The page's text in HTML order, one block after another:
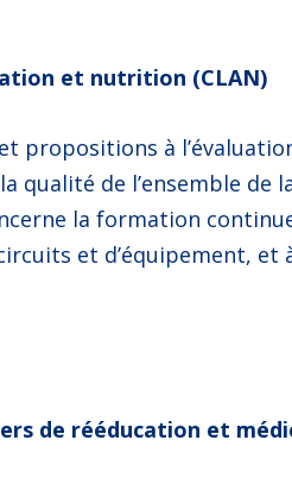
et nutrition (CLAN)
propositions à
qualité de l’ensemble
la formation
et d’équipement, et
de rééducation et